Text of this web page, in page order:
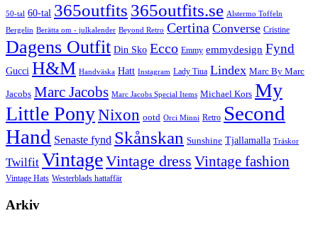
50-tal 60-tal 365outfits 365outfits.se Alstermo Toffeln
Bergelin Berätta om - julkalender Beyond Retro Certina Converse Cristine
Dagens Outfit Din Sko Ecco Emmy emmydesign Fynd
Gucci H&M Handväska Hatt Instagram Lady Tiua Lindex Marc By Marc
Jacobs Marc Jacobs Marc Jacobs Special Items Michael Kors My
Little PonyNixon ootd Orci Minni Retro Second
Hand Senaste fynd Skånskan Sunshine Tjallamalla Träskor
Twilfit VintageVintage dress Vintage fashion
Vintage Hats Westerblads hattaffär
Arkiv